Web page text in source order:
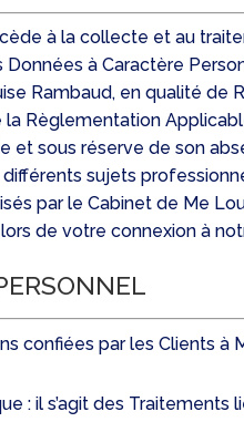
à la collecte et au
à Caractère
Rambaud, en qualité de
Règlementation
et sous réserve de son
sujets
par le Cabinet de Me
de votre connexion à
confiées par les Clients à
: il s’agit des Traitements